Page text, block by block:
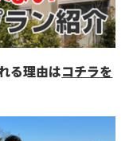
る理由はコチラを